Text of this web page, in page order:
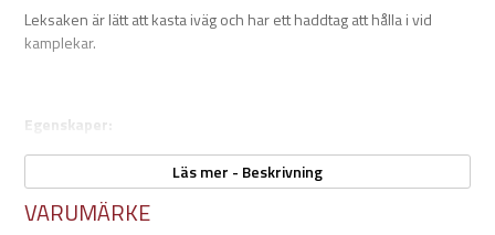
Leksaken är lätt att kasta iväg och har ett haddtag att hålla i vid
kamplekar.
Egenskaper:
-Boll: Ø 6cm
-Rep: 35cm
Läs mer - Beskrivning
VARUMÄRKE